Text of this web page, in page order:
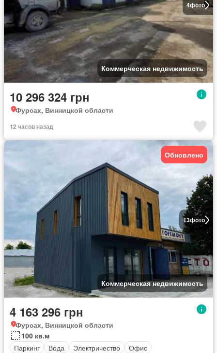
4фото
Коммерческая недвижимость
10 296 324 грн
Фурсах, Винницкой области
12 часов назад
13фото
Обновлено
Коммерческая недвижимость
4 163 296 грн
Фурсах, Винницкой области
100 кв.м
Паркинг
Вода Электричество Офис